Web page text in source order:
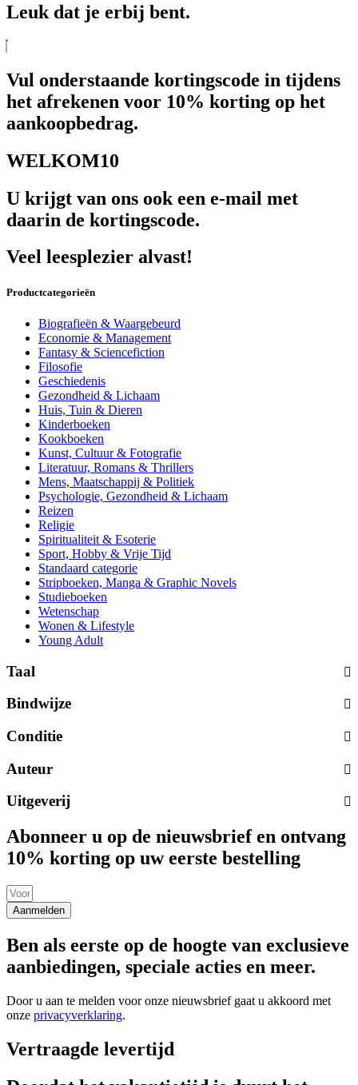
Leuk dat je erbij bent.
Vul onderstaande kortingscode in tijdens
het afrekenen voor 10% korting op het
aankoopbedrag.
WELKOM10
U krijgt van ons ook een e-mail met
daarin de kortingscode.
Veel leesplezier alvast!
Productcategorieën
Biografieën & Waargebeurd
Economie & Management
Fantasy & Sciencefiction
Filosofie
Geschiedenis
Gezondheid & Lichaam
Huis, Tuin & Dieren
Kinderboeken
Kookboeken
Kunst, Cultuur & Fotografie
Literatuur, Romans & Thrillers
Mens, Maatschappij & Politiek
Psychologie, Gezondheid & Lichaam
Reizen
Religie
Spiritualiteit & Esoterie
Sport, Hobby & Vrije Tijd
Standaard categorie
Stripboeken, Manga & Graphic Novels
Studieboeken
Wetenschap
Wonen & Lifestyle
Young Adult
Taal
Bindwijze
Conditie
Auteur
Uitgeverij
Abonneer u op de nieuwsbrief en ontvang
10% korting op uw eerste bestelling
Aanmelden
Ben als eerste op de hoogte van exclusieve
aanbiedingen, speciale acties en meer.
Door u aan te melden voor onze nieuwsbrief gaat u akkoord met
onze privacyverklaring.
Vertraagde levertijd